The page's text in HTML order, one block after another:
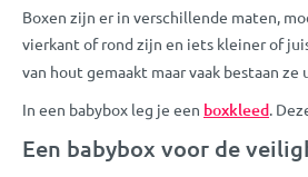
Boxen zijn er in verschillende maten,
vierkant of rond zijn en iets kleiner of
van hout gemaakt maar vaak bestaan
In een babybox leg je een boxkleed.
Een babybox voor de